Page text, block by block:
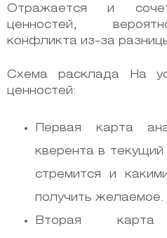
Отражается и
ценностей,
конфликта из-за
Схема расклада На
ценностей:
Первая карта
кверента в
стремится и
получить желаемое.
Вторая